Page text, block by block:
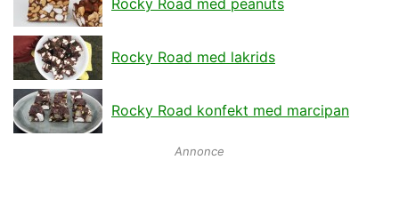
Rocky Road med peanuts
Rocky Road med lakrids
Rocky Road konfekt med marcipan
Annonce